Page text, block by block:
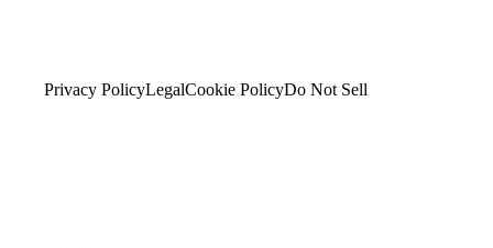
Privacy PolicyLegalCookie PolicyDo Not Sell